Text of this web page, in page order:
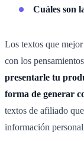
Cuáles son
Los textos que
con los
presentarle tu
forma de generar
textos de afiliado
información